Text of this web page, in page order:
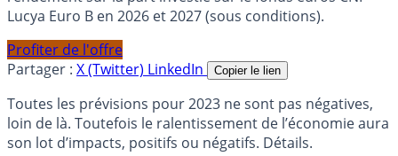
Lucya Euro B en 2026 et 2027 (sous conditions).
Profiter de l'offre
Partager : X (Twitter) LinkedIn Copier le lien
Toutes les prévisions pour 2023 ne sont pas négatives,
loin de là. Toutefois le ralentissement de l’économie aura
son lot d’impacts, positifs ou négatifs. Détails.